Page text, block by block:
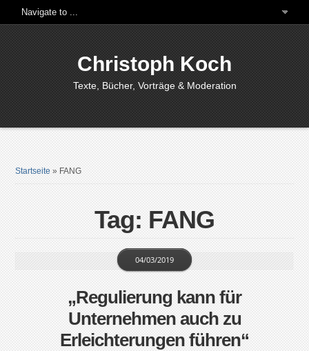
Christoph Koch
Texte, Bücher, Vorträge & Moderation
Startseite » FANG
Tag: FANG
„Regulierung kann für
Unternehmen auch zu
Erleichterungen führen“
04/03/2019